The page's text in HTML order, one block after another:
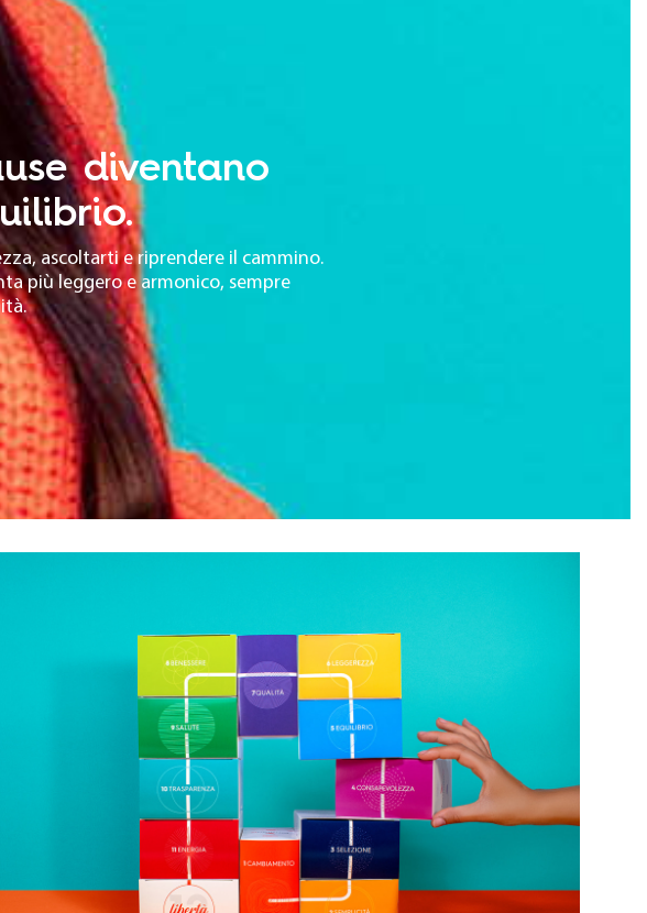
diventano
ascoltarti e riprendere il cammino.
più leggero e armonico, sempre